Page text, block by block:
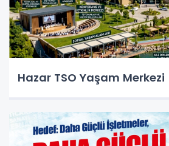
Hazar TSO Yaşam Merkezi